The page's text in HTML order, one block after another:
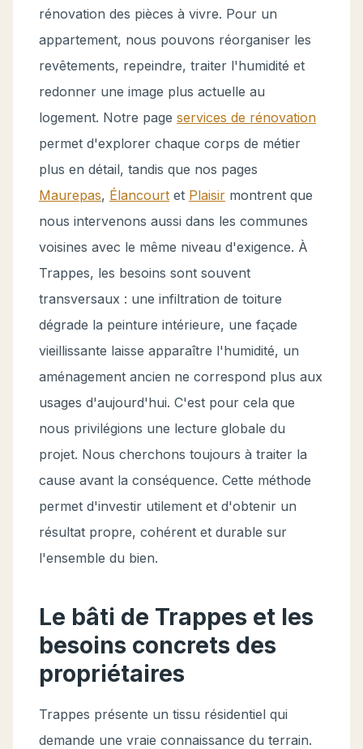
rénovation des pièces à vivre. Pour un
appartement, nous pouvons réorganiser les
revêtements, repeindre, traiter l'humidité et
redonner une image plus actuelle au
logement. Notre page services de rénovation
permet d'explorer chaque corps de métier
plus en détail, tandis que nos pages
Maurepas, Élancourt et Plaisir montrent que
nous intervenons aussi dans les communes
voisines avec le même niveau d'exigence. À
Trappes, les besoins sont souvent
transversaux : une infiltration de toiture
dégrade la peinture intérieure, une façade
vieillissante laisse apparaître l'humidité, un
aménagement ancien ne correspond plus aux
usages d'aujourd'hui. C'est pour cela que
nous privilégions une lecture globale du
projet. Nous cherchons toujours à traiter la
cause avant la conséquence. Cette méthode
permet d'investir utilement et d'obtenir un
résultat propre, cohérent et durable sur
l'ensemble du bien.
Le bâti de Trappes et les
besoins concrets des
propriétaires
Trappes présente un tissu résidentiel qui
demande une vraie connaissance du terrain.